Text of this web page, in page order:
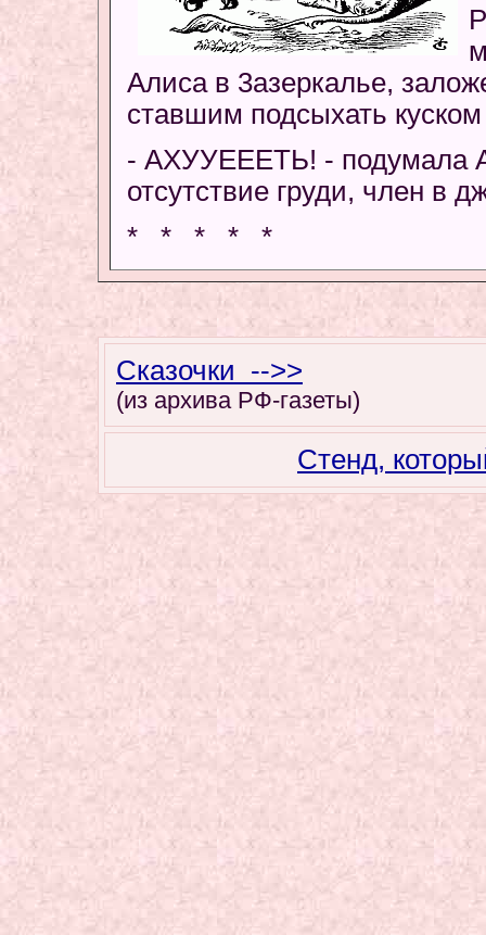
Алиса в 3азеркалье,
ставшим подсыхать
- АХУУЕЕЕТЬ! - подумала
отсутствие груди, член в
* * * * *
Сказочки -->>
(из архива РФ-газеты)
Стенд,